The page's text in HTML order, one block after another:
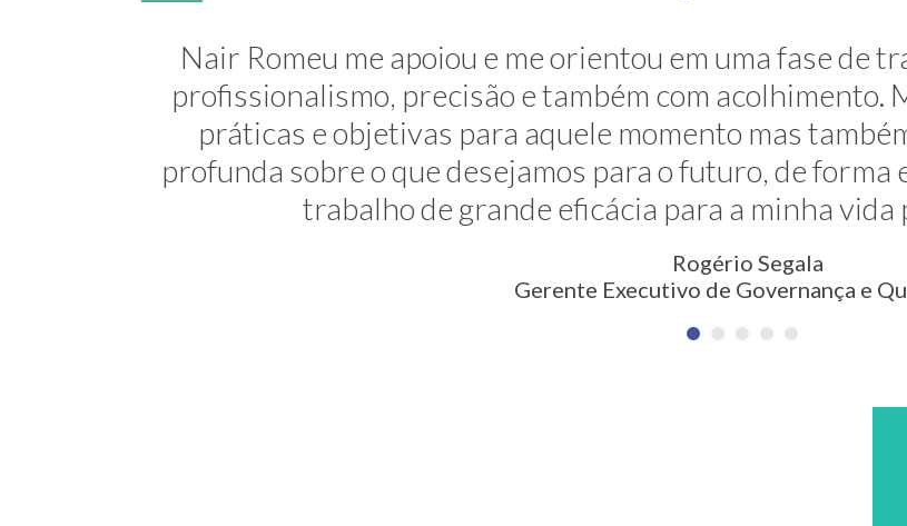
Nair Romeu me apoiou e me orientou em uma fase de
profissionalismo, precisão e também com acolhimento.
práticas e objetivas para aquele momento mas
profunda sobre o que desejamos para o futuro, de
trabalho de grande eficácia para a minha
Rogério Segala
Gerente Executivo de Governança e
A Nair é inesquecível! Através de sua grande
minha transição de carreira. E ela faz isso de uma
uma profissão nunca pensada antes.
Erica Rodrigues
Consultora em Qualidade, Meio Ambiente, Saúde e